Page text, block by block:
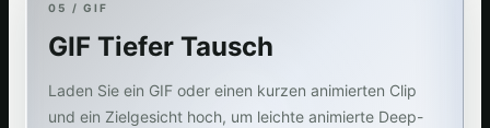
05 / GIF
GIF Tiefer Tausch
Laden Sie ein GIF oder einen kurzen animierten Clip
und ein Zielgesicht hoch, um leichte animierte Deep-